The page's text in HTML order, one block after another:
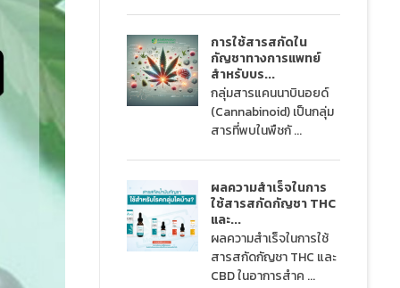
การใช้สารสกัดใน
กัญชาทางการแพทย์
สำหรับบร...
กลุ่มสารแคนนาบินอยด์
(Cannabinoid) เป็นกลุ่ม
สารที่พบในพืชกั ...
ผลความสำเร็จในการ
ใช้สารสกัดกัญชา THC
และ...
ผลความสำเร็จในการใช้
สารสกัดกัญชา THC และ
CBD ในอาการสำค ...